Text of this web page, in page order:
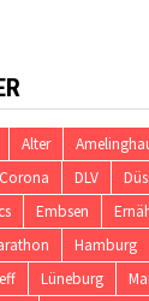
Alter
Corona DLV
Embsen
Hamburg
Lüneburg